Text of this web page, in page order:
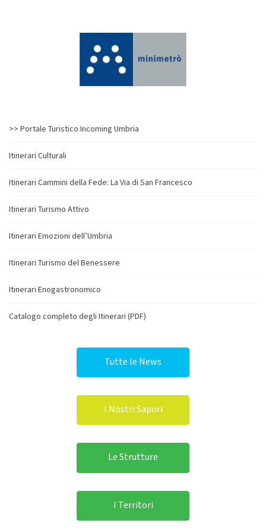
>> Portale Turistico Incoming Umbria
Itinerari Culturali
Itinerari Cammini della Fede: La Via di San Francesco
Itinerari Turismo Attivo
Itinerari Emozioni dell’Umbria
Itinerari Turismo del Benessere
Itinerari Enogastronomico
Catalogo completo degli Itinerari (PDF)
Tutte le News
I Nostri Sapori
Le Strutture
I Territori